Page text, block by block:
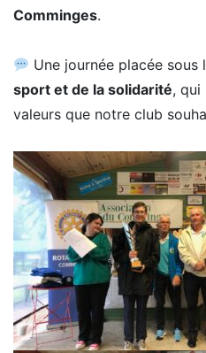
Comminges.
Une journée placée sous
sport et de la solidarité, qui
valeurs que notre club